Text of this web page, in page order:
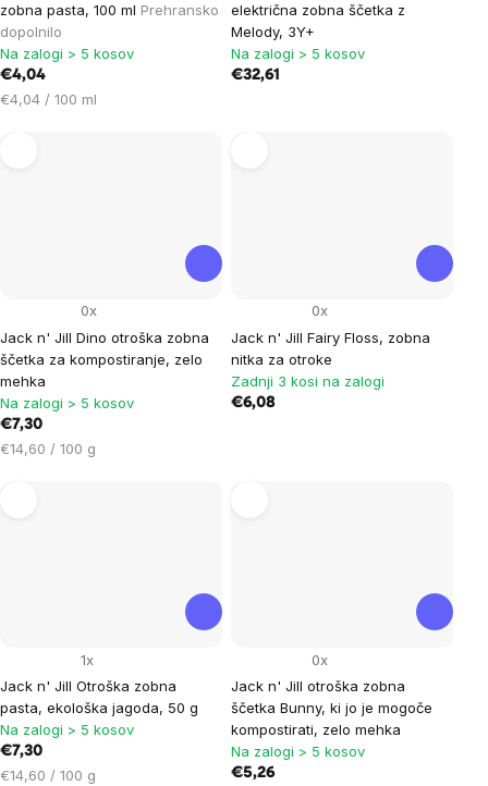
zobna pasta, 100 ml Prehransko
dopolnilo
Na zalogi > 5 kosov
€4,04
Cena
€4,04 / 100 ml
električna zobna ščetka z
Melody, 3Y+
Na zalogi > 5 kosov
€32,61
Jack n' Jill Dino otroška zobna
ščetka za kompostiranje, zelo
mehka
0x
Na zalogi > 5 kosov
€7,30
Cena
€14,60 / 100 g
Jack n' Jill Fairy Floss, zobna
nitka za otroke
0x
Zadnji 3 kosi na zalogi
€6,08
Jack n' Jill Otroška zobna
pasta, ekološka jagoda, 50 g
1x
Na zalogi > 5 kosov
€7,30
Cena
€14,60 / 100 g
Jack n' Jill otroška zobna
ščetka Bunny, ki jo je mogoče
kompostirati, zelo mehka
0x
Na zalogi > 5 kosov
€5,26